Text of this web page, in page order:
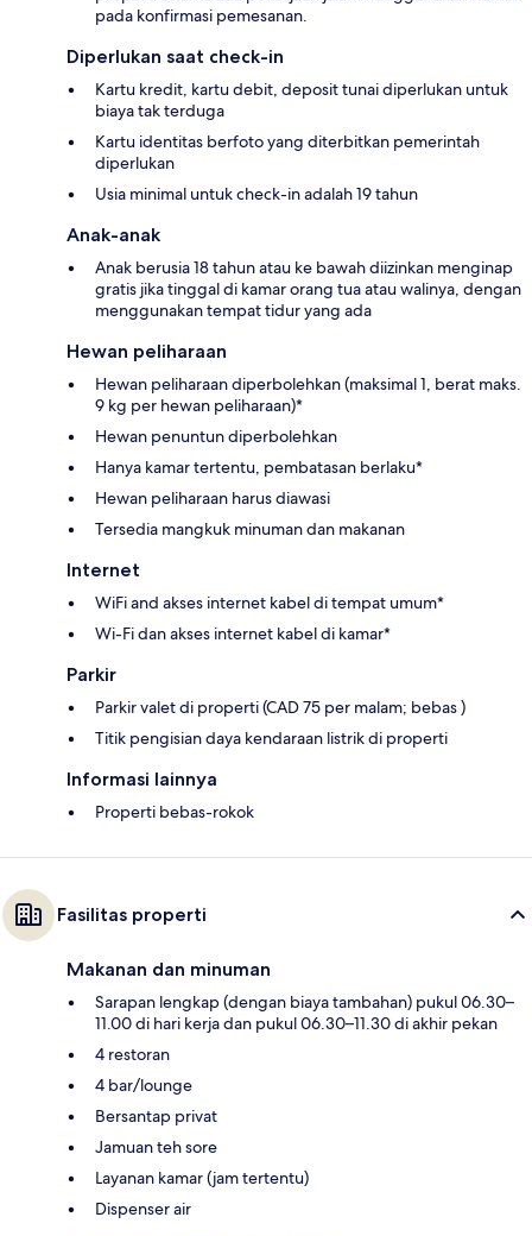
pada konfirmasi pemesanan.
Diperlukan saat check-in
Kartu kredit, kartu debit, deposit tunai diperlukan untuk
biaya tak terduga
Kartu identitas berfoto yang diterbitkan pemerintah
diperlukan
Usia minimal untuk check-in adalah 19 tahun
Anak-anak
Anak berusia 18 tahun atau ke bawah diizinkan menginap
gratis jika tinggal di kamar orang tua atau walinya, dengan
menggunakan tempat tidur yang ada
Hewan peliharaan
Hewan peliharaan diperbolehkan (maksimal 1, berat maks.
9 kg per hewan peliharaan)*
Hewan penuntun diperbolehkan
Hanya kamar tertentu, pembatasan berlaku*
Hewan peliharaan harus diawasi
Tersedia mangkuk minuman dan makanan
Internet
WiFi and akses internet kabel di tempat umum*
Wi-Fi dan akses internet kabel di kamar*
Parkir
Parkir valet di properti (CAD 75 per malam; bebas )
Titik pengisian daya kendaraan listrik di properti
Informasi lainnya
Properti bebas-rokok
Fasilitas properti
Makanan dan minuman
Sarapan lengkap (dengan biaya tambahan) pukul 06.30–
11.00 di hari kerja dan pukul 06.30–11.30 di akhir pekan
4 restoran
4 bar/lounge
Bersantap privat
Jamuan teh sore
Layanan kamar (jam tertentu)
Dispenser air